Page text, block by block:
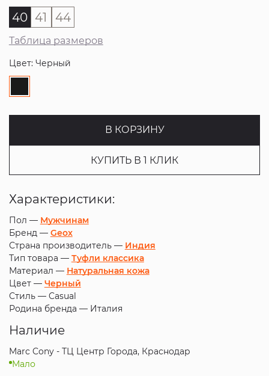
40 41 44
Таблица размеров
Цвет: Черный
В КОРЗИНУ
КУПИТЬ В 1 КЛИК
Характеристики:
Пол — Мужчинам
Бренд — Geox
Страна производитель — Индия
Тип товара — Туфли классика
Материал — Натуральная кожа
Цвет — Черный
Стиль — Casual
Родина бренда — Италия
Наличие
Marc Cony - ТЦ Центр Города, Краснодар
Мало